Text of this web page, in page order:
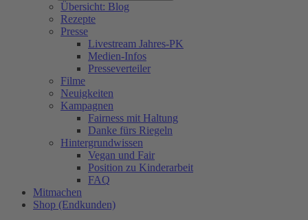
Übersicht: Blog
Rezepte
Presse
Livestream Jahres-PK
Medien-Infos
Presseverteiler
Filme
Neuigkeiten
Kampagnen
Fairness mit Haltung
Danke fürs Riegeln
Hintergrundwissen
Vegan und Fair
Position zu Kinderarbeit
FAQ
Mitmachen
Shop (Endkunden)